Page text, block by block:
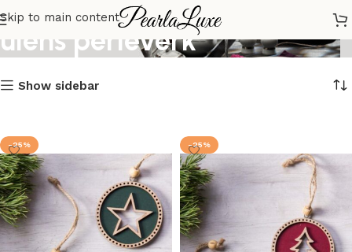
Skip to main content
perleverk
Show sidebar
-25% -25%